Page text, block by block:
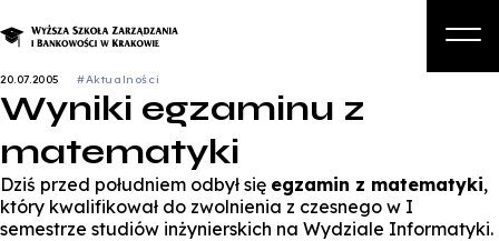
Studia podyplomowe i kursy
20.07.2005 #Aktualności
Wyniki egzaminu z
matematyki
Dziś przed południem odbył się egzamin z matematyki,
który kwalifikował do zwolnienia z czesnego w I
semestrze studiów inżynierskich na Wydziale Informatyki.